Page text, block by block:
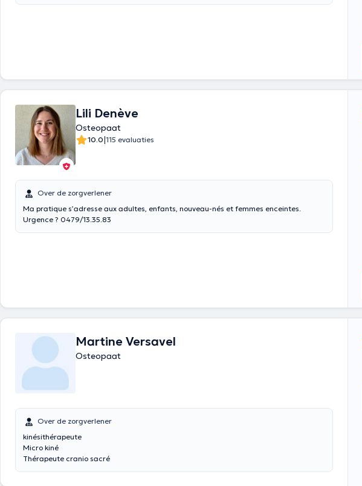
Lili Denève
Osteopaat
10.0|115 evaluaties
Over de zorgverlener
Ma pratique s’adresse aux adultes, enfants, nouveau-nés et femmes enceintes.
Urgence ? 0479/13.35.83
Martine Versavel
Osteopaat
Over de zorgverlener
kinésithérapeute
Micro kiné
Thérapeute cranio sacré